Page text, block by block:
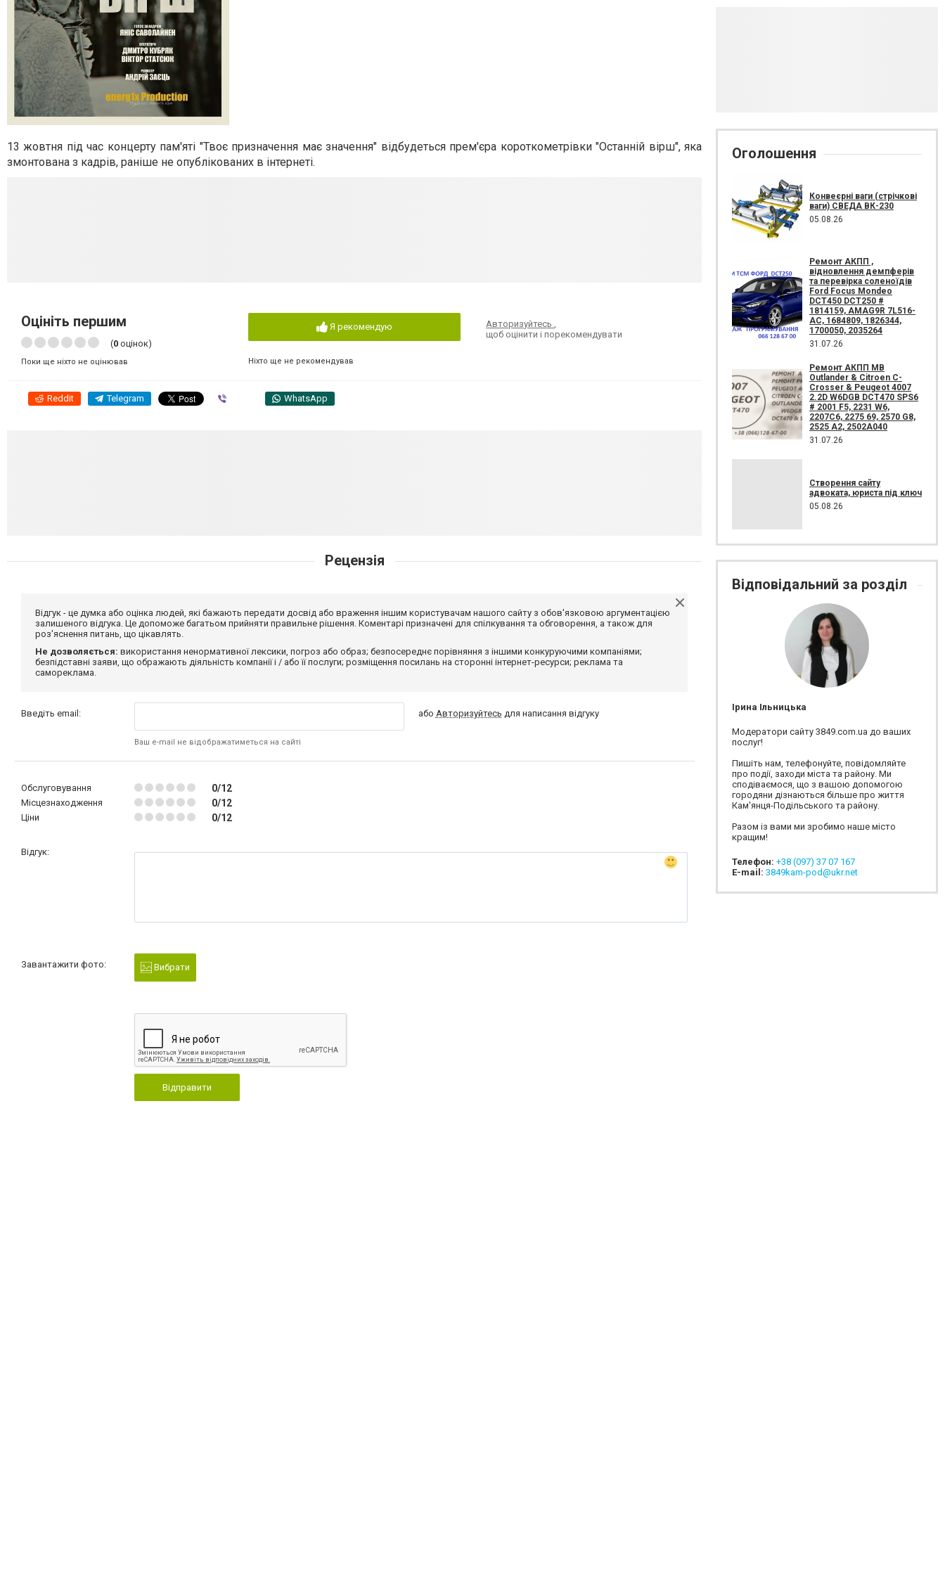
13 жовтня під час концерту пам'яті "Твоє призначення має значення" відбудеться прем'єра короткометрівки "Останній вірш", яка
змонтована з кадрів, раніше не опублікованих в інтернеті.
Оцініть першим
(0 оцінок)
Поки ще ніхто не оцінював
Я рекомендую
Ніхто ще не рекомендував
Авторизуйтесь
щоб оцінити і порекомендувати
Reddit Telegram WhatsApp
Рецензія
Відгук - це думка або оцінка людей, які бажають передати досвід або враження іншим користувачам нашого сайту з обов'язковою аргументацією
залишеного відгука. Це допоможе багатьом прийняти правильне рішення. Коментарі призначені для спілкування та обговорення, а також для
роз'яснення питань, що цікавлять.
Не дозволяється: використання ненормативної лексики, погроз або образ; безпосереднє порівняння з іншими конкуруючими компаніями;
безпідставні заяви, що ображають діяльність компанії і / або її послуги; розміщення посилань на сторонні інтернет-ресурси; реклама та
самореклама.
Введіть email:
Ваш e-mail не відображатиметься на сайті
або Авторизуйтесь для написання відгуку
Обслуговування 0/12
Місцезнаходження 0/12
Ціни 0/12
Відгук:
Завантажити фото: Вибрати
Відправити
Оголошення
Конвеєрні ваги (стрічкові
ваги) СВЕДА ВК-230
05.08.26
Ремонт АКПП ,
відновлення демпферів
та перевірка соленоїдів
Ford Focus Mondeo
DCT450 DCT250 #
1814159, AMAG9R 7L516-
AC, 1684809, 1826344,
1700050, 2035264
31.07.26
Ремонт АКПП MB
Outlander & Citroen C-
Crosser & Peugeot 4007
2.2D W6DGB DCT470 SPS6
# 2001 F5, 2231 W6,
2207C6, 2275 69, 2570 G8,
2525 A2, 2502A040
31.07.26
Створення сайту
адвоката, юриста під ключ
05.08.26
Відповідальний за розділ
Ірина Ільницька
Модератори сайту 3849.com.ua до ваших
послуг!
Пишіть нам, телефонуйте, повідомляйте
про події, заходи міста та району. Ми
сподіваємося, що з вашою допомогою
городяни дізнаються більше про життя
Кам'янця-Подільського та району.
Разом із вами ми зробимо наше місто
кращим!
Телефон: +38 (097) 37 07 167
E-mail: 3849kam-pod@ukr.net